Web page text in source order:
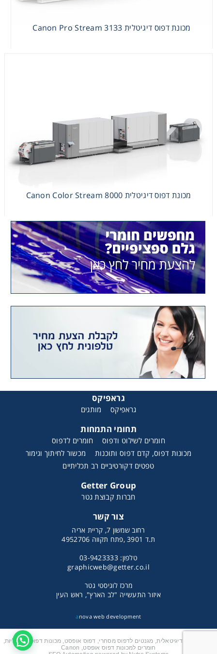
מכונת דפוס דיגיטלית Canon Pro Stream 3133
מכונת דפוס דיגיטלית Canon Color Stream 8000
גראפיקס
גראפיקס מותגים
תחומי התמחות
חומרים לשילוט ודפוס
חומרים לדפוס
מכונות דפוס, קדם דפוס ותוכנות
מכשור לחיתוך וגימור
טפטים דקורטיביים רב תכליתיים
Getter Group
חברות קבוצת גטר
צור קשר
רחוב שמשון 7, קריית אריה
ת.ד 3901 ,פתח תקווה 4952706
טלפון: 03-9423333
graphicweb@getter.co.il
מרכז לוגיסטי גטר
איזור התעשייה "לב הארץ", ראש העין
a nova web development
מכונת דפוס דיגיטאלית, מגנטים לדפוס מסחרי, דפוס אופסט, מכונות דפוס דיגיטליות,
חומרים למכונות דפוס אופסט, Canon
מכונת דפוס דיגיטלית Canon Color Stream 8000